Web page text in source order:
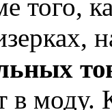
того,
в моду.